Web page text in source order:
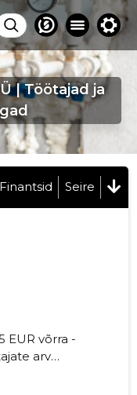
| Töötajad ja
Finantsid Seire
EUR võrra -
arv